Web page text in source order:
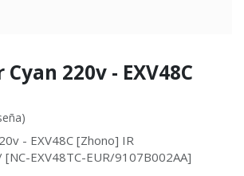
220v - EXV48C
- EXV48C [Zhono] IR
EXV48TC-EUR/9107B002AA]